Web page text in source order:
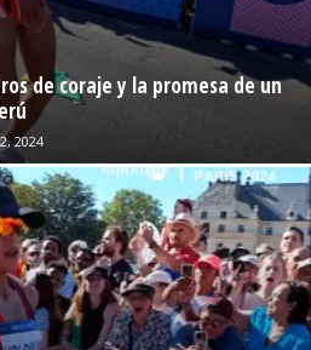
de coraje y la promesa de un
2024